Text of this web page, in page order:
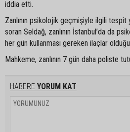
iddia etti.
Zanlının psikolojik geçmişiyle ilgili tespit
soran Seldağ, zanlının İstanbul’da da
her gün kullanması gereken ilaçlar
Mahkeme, zanlının 7 gün daha poliste
HABERE YORUM KAT